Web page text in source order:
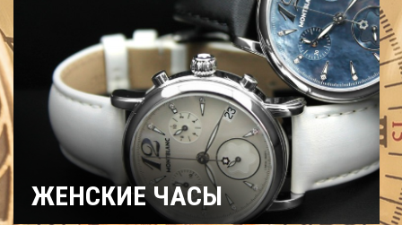
Механические
Кварцевые
Хронографы
Электронные
Спортивные
Карманные
Дайверские Скелетоны
ЖЕНСКИЕ ЧАСЫ